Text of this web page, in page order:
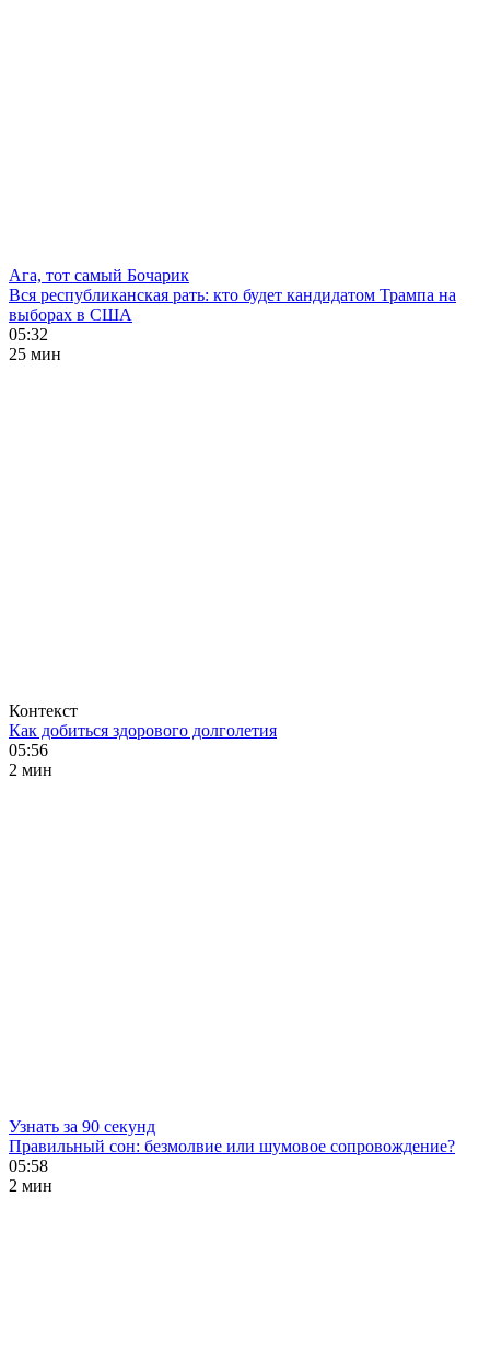
Ага, тот самый Бочарик
Вся республиканская рать: кто будет кандидатом Трампа на
выборах в США
05:32
25 мин
Контекст
Как добиться здорового долголетия
05:56
2 мин
Узнать за 90 секунд
Правильный сон: безмолвие или шумовое сопровождение?
05:58
2 мин